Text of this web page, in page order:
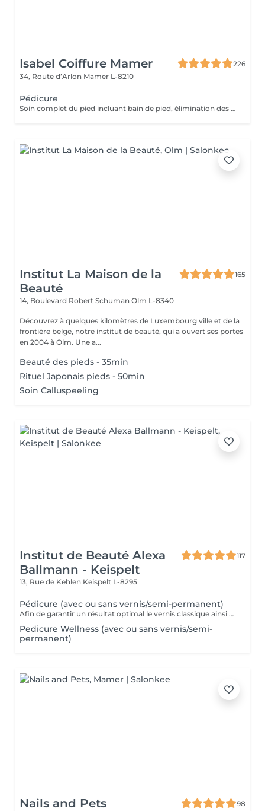
Isabel Coiffure Mamer
226
34, Route d’Arlon Mamer L-8210
Pédicure
Soin complet du pied incluant bain de pied, élimination des callosité (problème divers, tel que les cors etc) travail complet de l'ongle et des cuticules, gommage et crème hydratante de fin de soin (5 pour pose vernis).
Institut La Maison de la
Beauté
165
14, Boulevard Robert Schuman Olm L-8340
Découvrez à quelques kilomètres de Luxembourg ville et de la
frontière belge, notre institut de beauté, qui a ouvert ses portes
en 2004 à Olm. Une a...
Beauté des pieds - 35min
Rituel Japonais pieds - 50min
Soin Calluspeeling
Institut de Beauté Alexa
Ballmann - Keispelt
117
13, Rue de Kehlen Keispelt L-8295
Pédicure (avec ou sans vernis/semi-permanent)
Afin de garantir un résultat optimal le vernis classique ainsi que le vernis semi-permanent sont proposés exclusivement en complément d'une pédicure et ne peuvent pas être réservés seuls.
Pedicure Wellness (avec ou sans vernis/semi-
permanent)
Nails and Pets
98